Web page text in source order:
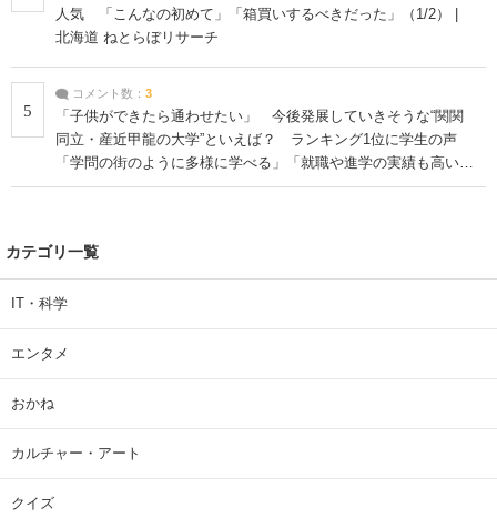
人気 「こんなの初めて」「箱買いするべきだった」（1/2） |
北海道 ねとらぼリサーチ
5
コメント数： 3
「子供ができたら通わせたい」 今後発展していきそうな“関関
同立・産近甲龍の大学”といえば？ ランキング1位に学生の声
「学問の街のように多様に学べる」「就職や進学の実績も高い」
| 大学 ねとらぼリサーチ
カテゴリ一覧
IT・科学
エンタメ
おかね
カルチャー・アート
クイズ